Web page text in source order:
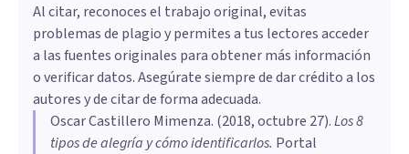
Al citar, reconoces el trabajo original, evitas
problemas de plagio y permites a tus lectores acceder
a las fuentes originales para obtener más información
o verificar datos. Asegúrate siempre de dar crédito a los
autores y de citar de forma adecuada.
Oscar Castillero Mimenza. (2018, octubre 27).Los 8
tipos de alegría y cómo identificarlos. Portal